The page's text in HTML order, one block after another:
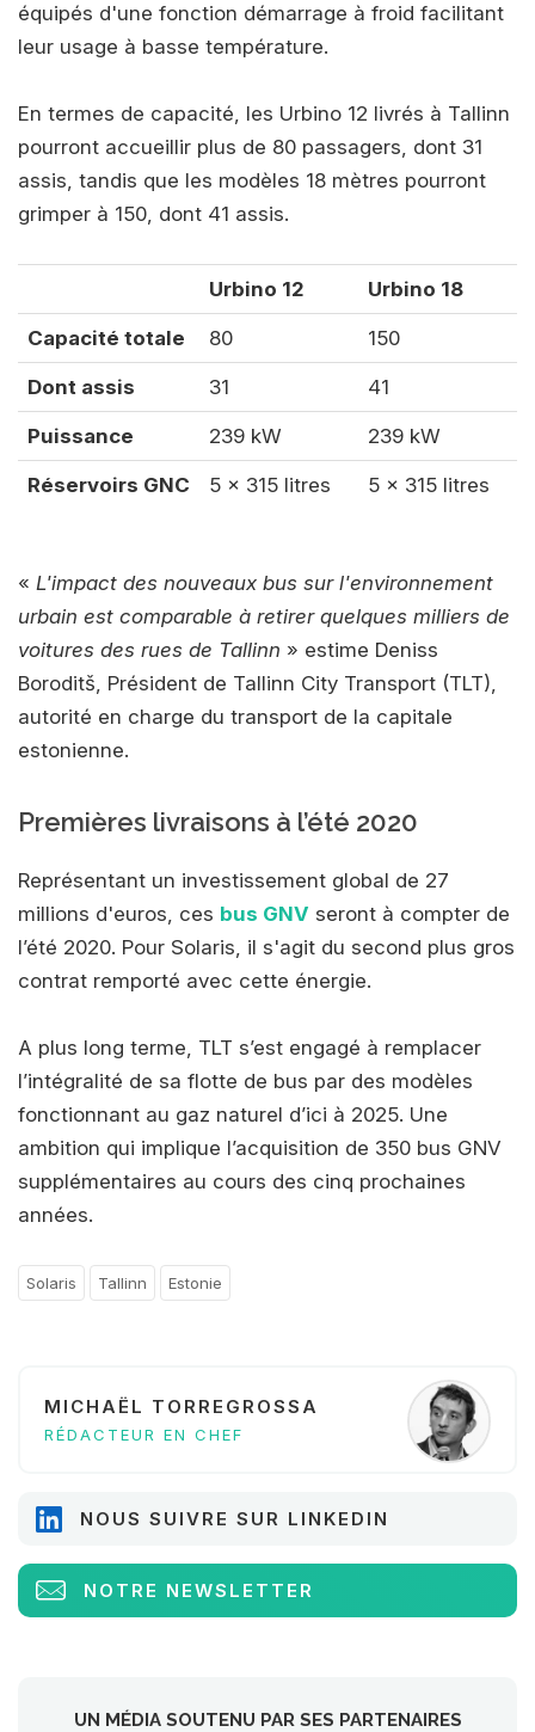
équipés d'une fonction démarrage à froid facilitant
leur usage à basse température.
En termes de capacité, les Urbino 12 livrés à Tallinn
pourront accueillir plus de 80 passagers, dont 31
assis, tandis que les modèles 18 mètres pourront
grimper à 150, dont 41 assis.
Urbino 12 Urbino 18
Capacité totale 80 150
Dont assis 31 41
Puissance 239 kW 239 kW
Réservoirs GNC 5 x 315 litres 5 x 315 litres
« L'impact des nouveaux bus sur l'environnement
urbain est comparable à retirer quelques milliers de
voitures des rues de Tallinn » estime Deniss
Boroditš, Président de Tallinn City Transport (TLT),
autorité en charge du transport de la capitale
estonienne.
Premières livraisons à l’été 2020
Représentant un investissement global de 27
millions d'euros, ces bus GNV seront à compter de
l’été 2020. Pour Solaris, il s'agit du second plus gros
contrat remporté avec cette énergie.
A plus long terme, TLT s’est engagé à remplacer
l’intégralité de sa flotte de bus par des modèles
fonctionnant au gaz naturel d’ici à 2025. Une
ambition qui implique l’acquisition de 350 bus GNV
supplémentaires au cours des cinq prochaines
années.
Solaris Tallinn Estonie
MICHAËL TORREGROSSA
RÉDACTEUR EN CHEF
NOUS SUIVRE SUR LINKEDIN
NOTRE NEWSLETTER
UN MÉDIA SOUTENU PAR SES PARTENAIRES